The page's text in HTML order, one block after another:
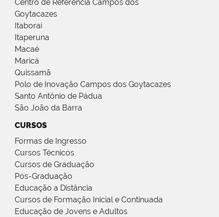
Centro de Referência Campos dos
Goytacazes
Itaboraí
Itaperuna
Macaé
Maricá
Quissamã
Polo de Inovação Campos dos Goytacazes
Santo Antônio de Pádua
São João da Barra
CURSOS
Formas de Ingresso
Cursos Técnicos
Cursos de Graduação
Pós-Graduação
Educação a Distância
Cursos de Formação Inicial e Continuada
Educação de Jovens e Adultos